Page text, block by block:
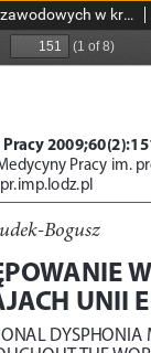
Postępowanie w dysfoniach zawodowych w krajach Unii Europejskiej i na świecie